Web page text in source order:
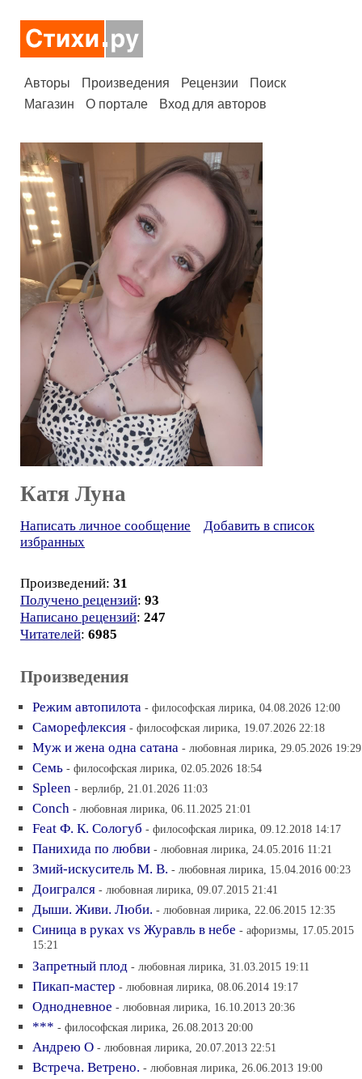
Авторы Произведения Рецензии
Поиск
Магазин
О портале Вход для авторов
Катя Луна
Написать личное сообщение
Добавить в список
избранных
Произведений: 31
Получено рецензий: 93
Написано рецензий: 247
Читателей: 6985
Произведения
Режим автопилота - философская лирика, 04.08.2026 12:00
Саморефлексия - философская лирика, 19.07.2026 22:18
Муж и жена одна сатана - любовная лирика, 29.05.2026 19:29
Семь - философская лирика, 02.05.2026 18:54
Spleen - верлибр, 21.01.2026 11:03
Conch - любовная лирика, 06.11.2025 21:01
Feat Ф. К. Сологуб - философская лирика, 09.12.2018 14:17
Панихида по любви - любовная лирика, 24.05.2016 11:21
Змий-искуситель М. В. - любовная лирика, 15.04.2016 00:23
Доигрался - любовная лирика, 09.07.2015 21:41
Дыши. Живи. Люби. - любовная лирика, 22.06.2015 12:35
Синица в руках vs Журавль в небе - афоризмы, 17.05.2015
15:21
Запретный плод - любовная лирика, 31.03.2015 19:11
Пикап-мастер - любовная лирика, 08.06.2014 19:17
Однодневное - любовная лирика, 16.10.2013 20:36
*** - философская лирика, 26.08.2013 20:00
Андрею О - любовная лирика, 20.07.2013 22:51
Встреча. Ветрено. - любовная лирика, 26.06.2013 19:00